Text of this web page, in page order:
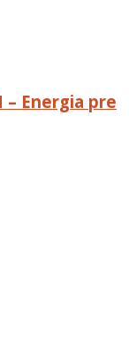
– Energia pre